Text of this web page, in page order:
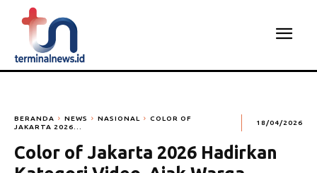
BERANDA NEWS NASIONAL
COLOR OF
JAKARTA 2026...
18/04/2026
Color of Jakarta 2026 Hadirkan